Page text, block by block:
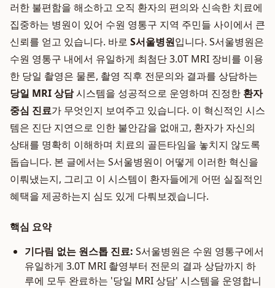
러한 불편함을 해소하고 오직 환자의 편의와 신속한 치료에
집중하는 병원이 있어 수원 영통구 지역 주민들 사이에서 큰
신뢰를 얻고 있습니다. 바로 S서울병원입니다. S서울병원은
수원 영통구 내에서 유일하게 최첨단 3.0T MRI 장비를 이용
한 당일 촬영은 물론, 촬영 직후 전문의와 결과를 상담하는
당일 MRI 상담시스템을 성공적으로 운영하며 진정한 환자
중심 진료가 무엇인지 보여주고 있습니다. 이 혁신적인 시스
템은 진단 지연으로 인한 불안감을 없애고, 환자가 자신의
상태를 명확히 이해하며 치료의 골든타임을 놓치지 않도록
돕습니다. 본 글에서는 S서울병원이 어떻게 이러한 혁신을
이뤄냈는지, 그리고 이 시스템이 환자들에게 어떤 실질적인
혜택을 제공하는지 심도 있게 다뤄보겠습니다.
핵심 요약
기다림 없는 원스톱 진료: S서울병원은 수원 영통구에서
유일하게 3.0T MRI 촬영부터 전문의 결과 상담까지 하
루에 모두 완료하는 '당일 MRI 상담' 시스템을 운영합니